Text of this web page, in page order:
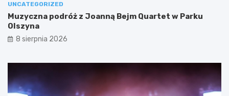
UNCATEGORIZED
Muzyczna podróż z Joanną Bejm Quartet w Parku
Olszyna
8 sierpnia 2026